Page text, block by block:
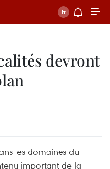
devront
les domaines du
important de la